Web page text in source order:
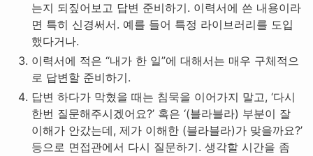
는지 되짚어보고 답변 준비하기. 이력서에 쓴 내용이라
면 특히 신경써서. 예를 들어 특정 라이브러리를 도입
했다거나.
이력서에 적은 “내가 한 일”에 대해서는 매우 구체적으
로 답변할 준비하기.
답변 하다가 막혔을 때는 침묵을 이어가지 말고, ‘다시
한번 질문해주시겠어요?’ 혹은 ‘(블라블라) 부분이 잘
이해가 안갔는데, 제가 이해한 (블라블라)가 맞을까요?’
등으로 면접관에서 다시 질문하기. 생각할 시간을 좀